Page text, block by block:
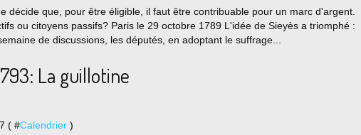
décide que, pour être éligible, il faut être contribuable pour un marc d'argent.
ou citoyens passifs? Paris le 29 octobre 1789 L'idée de Sieyès a triomphé :
de discussions, les députés, en adoptant le suffrage...
La guillotine
( #Calendrier )